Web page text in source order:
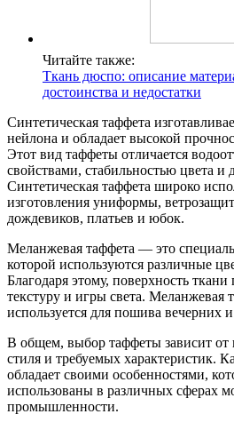
Читайте также:
Ткань дюспо: описание
достоинства и недостатки
Синтетическая таффета
нейлона и обладает высокой
Этот вид таффеты отличается
свойствами, стабильностью цвета и
Синтетическая таффета широко
изготовления униформы,
дождевиков, платьев и юбок.
Меланжевая таффета — это
которой используются различные
Благодаря этому, поверхность
текстуру и игры света. Меланжевая
используется для пошива вечерних
В общем, выбор таффеты зависит от
стиля и требуемых характеристик.
обладает своими особенностями,
использованы в различных сферах
промышленности.